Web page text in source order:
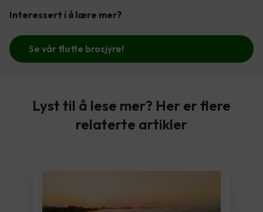
Interessert i å lære mer?
Se vår flotte brosjyre!
Lyst til å lese mer? Her er flere
relaterte artikler